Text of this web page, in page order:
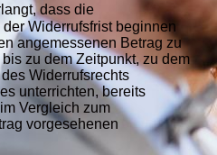
dass die
Widerrufsfrist beginnen
angemessenen Betrag zu
zu dem Zeitpunkt, zu dem
Widerrufsrechts
unterrichten, bereits
Vergleich zum
vorgesehenen